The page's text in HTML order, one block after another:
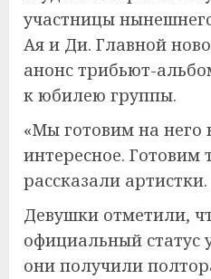
участницы
Ая и Ди. Главной
анонс трибьют-
к юбилею группы.
«Мы готовим на него
интересное.
рассказали артистки.
Девушки отметили,
официальный статус
они получили